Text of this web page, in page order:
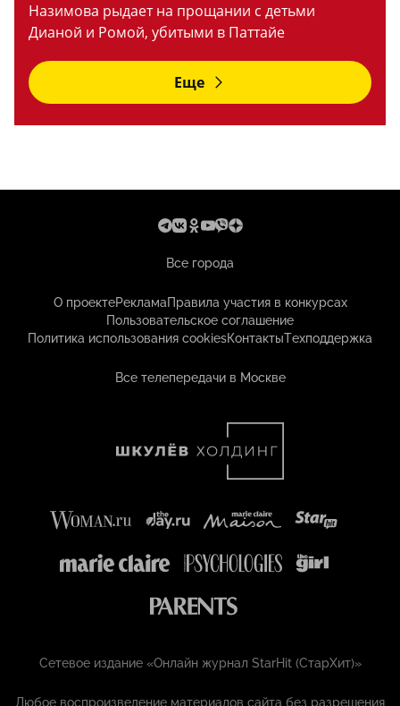
Назимова рыдает на прощании с детьми
Дианой и Ромой, убитыми в Паттайе
Еще
Все города
О проектеРекламаПравила участия в конкурсах
Пользовательское соглашение
Политика использования cookiesКонтактыТехподдержка
Все телепередачи в Москве
Сетевое издание «Онлайн журнал StarHit (СтарХит)»
Любое воспроизведение материалов сайта без разрешения